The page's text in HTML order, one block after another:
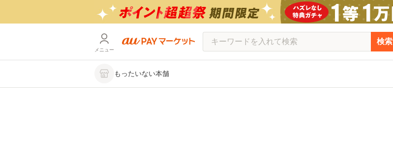
メニュー
検索
もったいない本舗